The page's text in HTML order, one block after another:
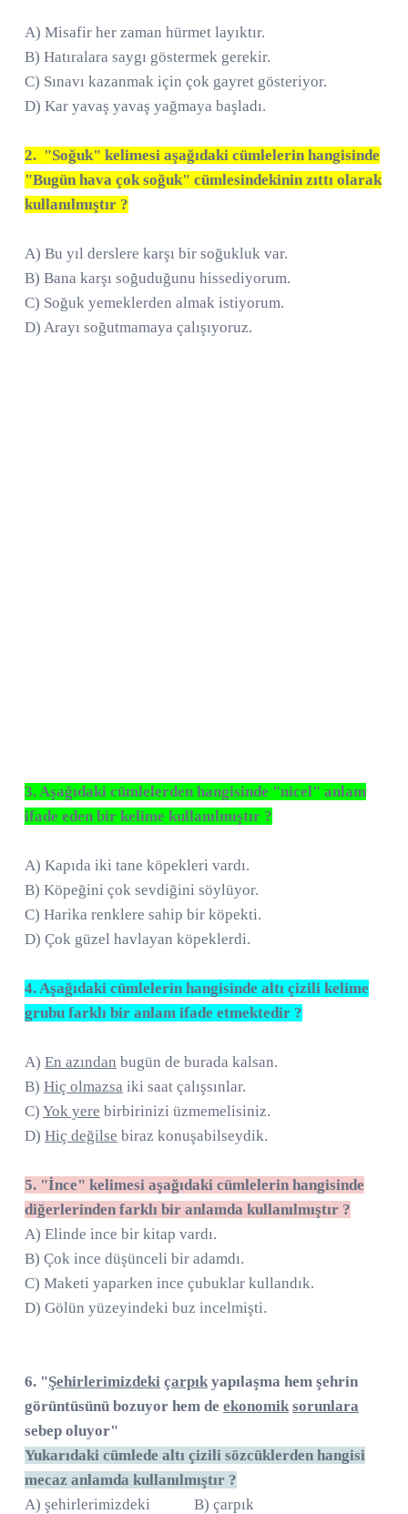
A) Misafir her zaman hürmet layıktır.
B) Hatıralara saygı göstermek gerekir.
C) Sınavı kazanmak için çok gayret gösteriyor.
D) Kar yavaş yavaş yağmaya başladı.
2. "Soğuk" kelimesi aşağıdaki cümlelerin hangisinde
"Bugün hava çok soğuk" cümlesindekinin zıttı olarak
kullanılmıştır ?
A) Bu yıl derslere karşı bir soğukluk var.
B) Bana karşı soğuduğunu hissediyorum.
C) Soğuk yemeklerden almak istiyorum.
D) Arayı soğutmamaya çalışıyoruz.
3. Aşağıdaki cümlelerden hangisinde "nicel" anlam
ifade eden bir kelime kullanılmıştır ?
A) Kapıda iki tane köpekleri vardı.
B) Köpeğini çok sevdiğini söylüyor.
C) Harika renklere sahip bir köpekti.
D) Çok güzel havlayan köpeklerdi.
4. Aşağıdaki cümlelerin hangisinde altı çizili kelime
grubu farklı bir anlam ifade etmektedir ?
A) En azından bugün de burada kalsan.
B) Hiç olmazsa iki saat çalışsınlar.
C) Yok yere birbirinizi üzmemelisiniz.
D) Hiç değilse biraz konuşabilseydik.
5. "İnce" kelimesi aşağıdaki cümlelerin hangisinde
diğerlerinden farklı bir anlamda kullanılmıştır ?
A) Elinde ince bir kitap vardı.
B) Çok ince düşünceli bir adamdı.
C) Maketi yaparken ince çubuklar kullandık.
D) Gölün yüzeyindeki buz incelmişti.
6. "Şehirlerimizdeki çarpık yapılaşma hem şehrin
görüntüsünü bozuyor hem de ekonomik sorunlara
sebep oluyor"
Yukarıdaki cümlede altı çizili sözcüklerden hangisi
mecaz anlamda kullanılmıştır ?
A) şehirlerimizdeki B) çarpık